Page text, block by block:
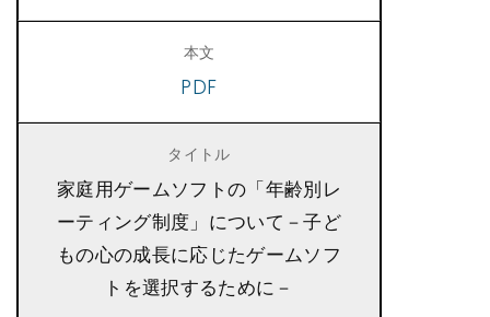
PDF
家庭用ゲームソフトの「年齢別レ
ーティング制度」について－子ど
もの心の成長に応じたゲームソフ
トを選択するために－